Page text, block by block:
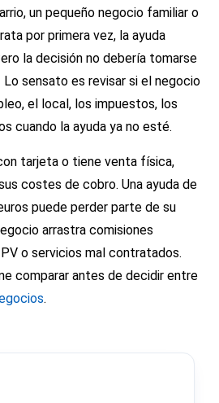
un pequeño negocio familiar o
por primera vez, la ayuda
la decisión no debería tomarse
sensato es revisar si el negocio
el local, los impuestos, los
cuando la ayuda ya no esté.
tarjeta o tiene venta física,
costes de cobro. Una ayuda de
puede perder parte de su
arrastra comisiones
o servicios mal contratados.
comparar antes de decidir entre
.